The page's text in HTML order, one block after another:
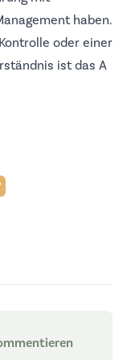
haben.
oder einer
ist das A